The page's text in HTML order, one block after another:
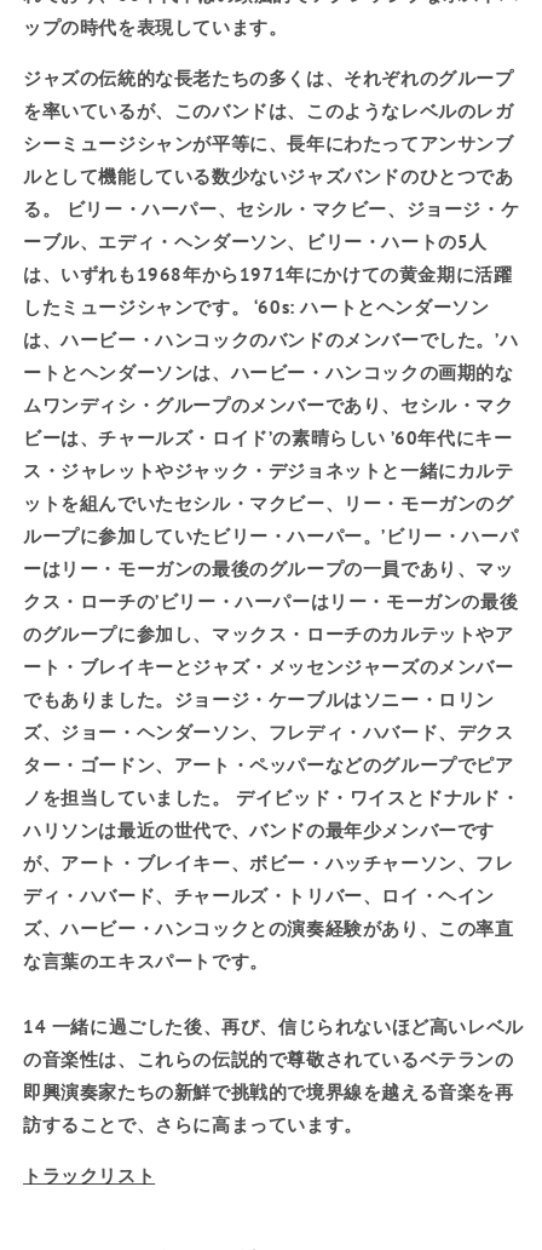
ップの時代を表現しています。
ジャズの伝統的な長老たちの多くは、それぞれのグループ
を率いているが、このバンドは、このようなレベルのレガ
シーミュージシャンが平等に、長年にわたってアンサンブ
ルとして機能している数少ないジャズバンドのひとつであ
る。
ビリー・ハーパー、セシル・マクビー、ジョージ・ケ
ーブル、エディ・ヘンダーソン、ビリー・ハートの5人
は、いずれも1968年から1971年にかけての黄金期に活躍
したミュージシャンです。
‘60s:ハートとヘンダーソン
は、ハービー・ハンコックのバンドのメンバーでした。’ハ
ートとヘンダーソンは、ハービー・ハンコックの画期的な
ムワンディシ・グループのメンバーであり、セシル・マク
ビーは、チャールズ・ロイド’の素晴らしい ’60年代にキー
ス・ジャレットやジャック・デジョネットと一緒にカルテ
ットを組んでいたセシル・マクビー、リー・モーガンのグ
ループに参加していたビリー・ハーパー。’ ビリー・ハーパ
ーはリー・モーガンの最後のグループの一員であり、マッ
クス・ローチの’ ビリー・ハーパーはリー・モーガンの最後
のグループに参加し、マックス・ローチのカルテットやア
ート・ブレイキーとジャズ・メッセンジャーズのメンバー
でもありました。ジョージ・ケーブルはソニー・ロリン
ズ、ジョー・ヘンダーソン、フレディ・ハバード、デクス
ター・ゴードン、アート・ペッパーなどのグループでピア
ノを担当していました。
デイビッド・ワイスとドナルド・
ハリソンは最近の世代で、バンドの最年少メンバーです
が、アート・ブレイキー、ボビー・ハッチャーソン、フレ
ディ・ハバード、チャールズ・トリバー、ロイ・ヘイン
ズ、ハービー・ハンコックとの演奏経験があり、この率直
な言葉のエキスパートです。
14 一緒に過ごした後、再び、信じられないほど高いレベル
の音楽性は、これらの伝説的で尊敬されているベテランの
即興演奏家たちの新鮮で挑戦的で境界線を越える音楽を再
訪することで、さらに高まっています。
トラックリスト